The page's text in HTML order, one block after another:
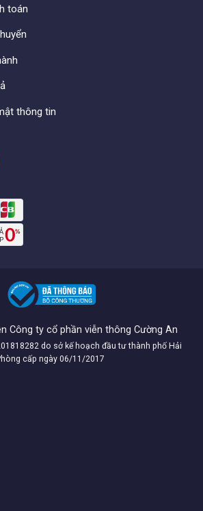
toán
thông tin
Công ty cổ phần viễn thông Cường An
do sở kế hoạch đầu tư thành phố Hải
cấp ngày 06/11/2017